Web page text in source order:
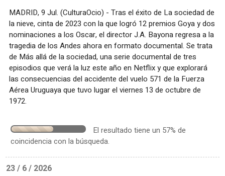
MADRID, 9 Jul. (CulturaOcio) - Tras el éxito de La sociedad de
la nieve, cinta de 2023 con la que logró 12 premios Goya y dos
nominaciones a los Oscar, el director J.A. Bayona regresa a la
tragedia de los Andes ahora en formato documental. Se trata
de Más allá de la sociedad, una serie documental de tres
episodios que verá la luz este año en Netflix y que explorará
las consecuencias del accidente del vuelo 571 de la Fuerza
Aérea Uruguaya que tuvo lugar el viernes 13 de octubre de
1972.
El resultado tiene un 57% de
coincidencia con la búsqueda.
23 / 6 / 2026